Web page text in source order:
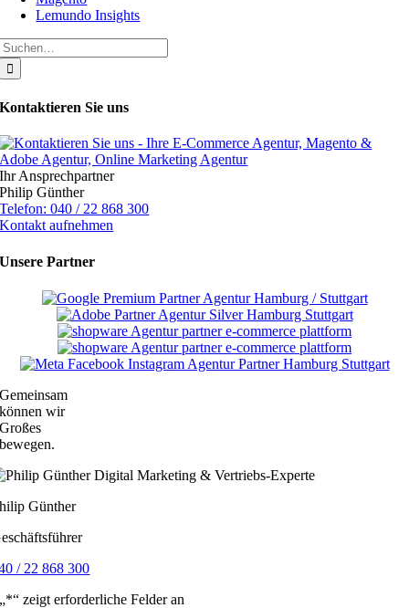
Lemundo Insights
Kontaktieren Sie uns
Ihr Ansprechpartner
Philip Günther
Telefon: 040 / 22 868 300
Kontakt aufnehmen
Unsere Partner
Gemeinsam
können wir
Großes
bewegen.
Günther
/ 22 868 300
„*“ zeigt erforderliche Felder an